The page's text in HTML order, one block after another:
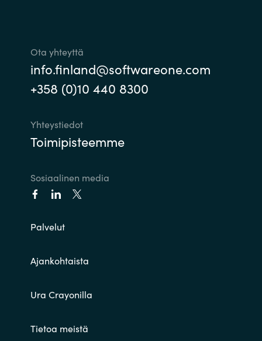
Ota yhteyttä
info.finland@softwareone.com
+358 (0)10 440 8300
Yhteystiedot
Toimipisteemme
Sosiaalinen media
Palvelut
Ajankohtaista
Ura Crayonilla
Tietoa meistä